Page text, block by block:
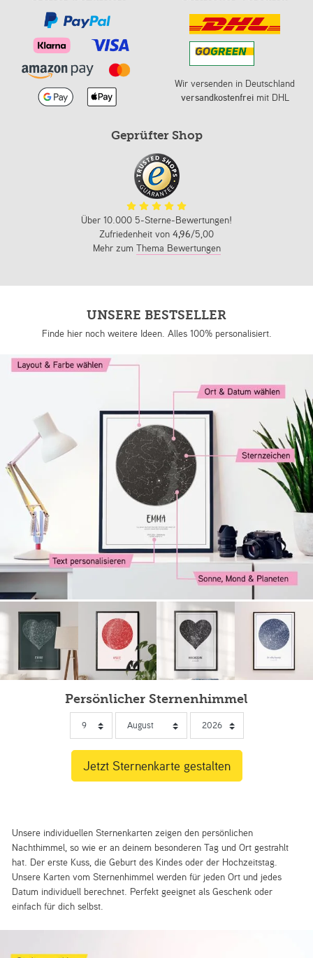
Wir versenden in Deutschland
versandkostenfreimit DHL
Geprüfter Shop
Über 10.000 5-Sterne-Bewertungen!
Zufriedenheit von 4,96/5,00
Mehr zum Thema Bewertungen
UNSERE BESTSELLER
Finde hier noch weitere Ideen. Alles 100% personalisiert.
Persönlicher Sternenhimmel
Unsere individuellen Sternenkarten zeigen den persönlichen
Nachthimmel, so wie er an deinem besonderen Tag und Ort gestrahlt
hat. Der erste Kuss, die Geburt des Kindes oder der Hochzeitstag.
Unsere Karten vom Sternenhimmel werden für jeden Ort und jedes
Datum individuell berechnet. Perfekt geeignet als Geschenk oder
einfach für dich selbst.